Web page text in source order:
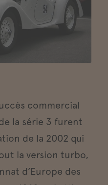
commercial
la série 3 furent
de la 2002 qui
la version turbo,
d’Europe des